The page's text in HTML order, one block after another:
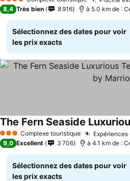
4 Étoiles
8,4 Très bien 8 916 à 5.0 km de :
Sélectionnez des dates pour voir
les prix exacts
3 ÉtoilesComplexe touristique
9,0 Excellent 3 706 à 4.1 km de :
Sélectionnez des dates pour voir
les prix exacts